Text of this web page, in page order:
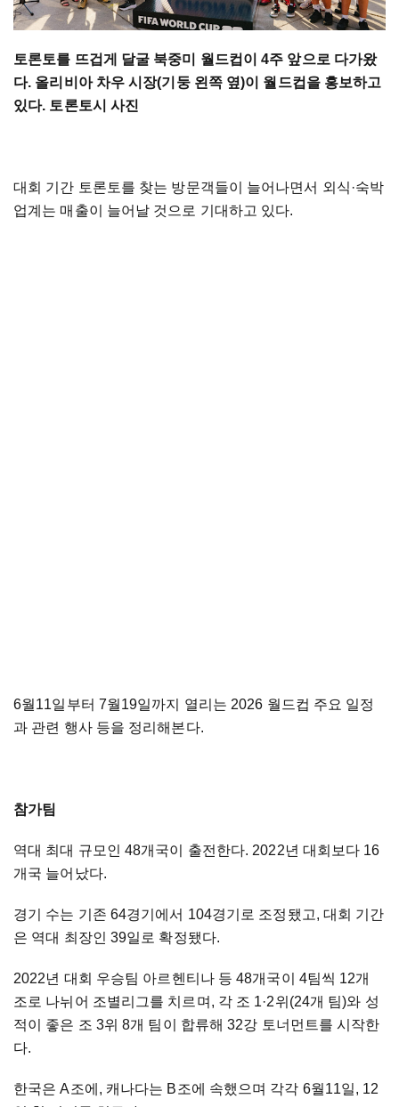
토론토를 뜨겁게 달굴 북중미 월드컵이 4주 앞으로 다가왔
다. 올리비아 차우 시장(기둥 왼쪽 옆)이 월드컵을 홍보하고
있다. 토론토시 사진
대회 기간 토론토를 찾는 방문객들이 늘어나면서 외식·숙박
업계는 매출이 늘어날 것으로 기대하고 있다.
6월11일부터 7월19일까지 열리는 2026 월드컵 주요 일정
과 관련 행사 등을 정리해본다.
참가팀
역대 최대 규모인 48개국이 출전한다. 2022년 대회보다 16
개국 늘어났다.
경기 수는 기존 64경기에서 104경기로 조정됐고, 대회 기간
은 역대 최장인 39일로 확정됐다.
2022년 대회 우승팀 아르헨티나 등 48개국이 4팀씩 12개
조로 나뉘어 조별리그를 치르며, 각 조 1·2위(24개 팀)와 성
적이 좋은 조 3위 8개 팀이 합류해 32강 토너먼트를 시작한
다.
한국은 A조에, 캐나다는 B조에 속했으며 각각 6월11일, 12